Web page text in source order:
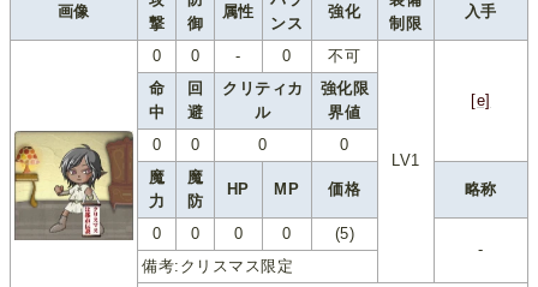
画像
撃
御
属性
ンス
強化
制限
入手
0 0 - 0 不可
LV1
[e]
命
中
回
避
クリティカ
ル
強化限
界値
0
0 0
0
魔
力
魔
防
HP MP 価格 略称
0 0 0 0
(5)
-
備考:クリスマス限定